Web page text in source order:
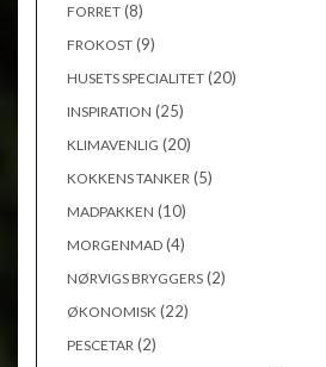
FORRET (8)
FROKOST (9)
HUSETS SPECIALITET (20)
INSPIRATION (25)
KLIMAVENLIG (20)
KOKKENS TANKER (5)
MADPAKKEN (10)
MORGENMAD (4)
NØRVIGS BRYGGERS (2)
ØKONOMISK (22)
PESCETAR (2)